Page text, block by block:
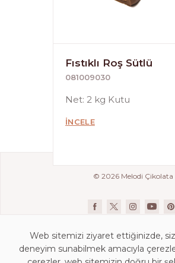
Fıstıklı Roş Sütlü
081009030
Net: 2 kg Kutu
İNCELE
© 2026 Melodi Çikolata
Web sitemizi ziyaret ettiğinizde,
deneyim sunabilmek amacıyla